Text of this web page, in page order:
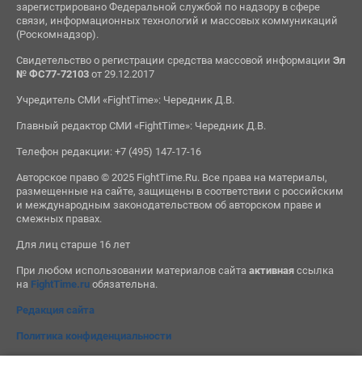
зарегистрировано Федеральной службой по надзору в сфере
связи, информационных технологий и массовых коммуникаций
(Роскомнадзор).
Свидетельство о регистрации средства массовой информации Эл
№ ФС77-72103от 29.12.2017
Учредитель СМИ «FightTime»: Чередник Д.В.
Главный редактор СМИ «FightTime»: Чередник Д.В.
Телефон редакции: +7 (495) 147-17-16
Авторское право © 2025 FightTime.Ru. Все права на материалы,
размещенные на сайте, защищены в соответствии с российским
и международным законодательством об авторском праве и
смежных правах.
Для лиц старше 16 лет
При любом использовании материалов сайта активнаяссылка
на FightTime.ruобязательна.
Редакция сайта
Политика конфиденциальности